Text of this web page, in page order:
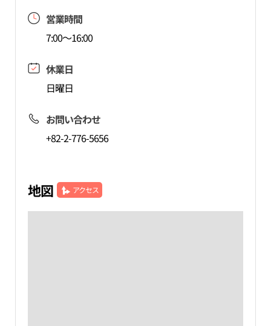
営業時間
7:00～16:00
休業日
日曜日
お問い合わせ
+82-2-776-5656
地図 アクセス